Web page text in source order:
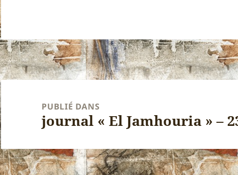
Navigation
de
l’article
PUBLIÉ DANS
journal « El Jamhouria » –